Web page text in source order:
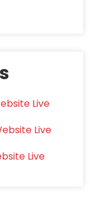
Live
Live
Live